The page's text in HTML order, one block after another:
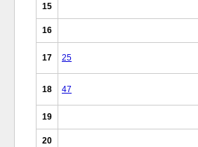
15
16
17 25
18 47
19
20